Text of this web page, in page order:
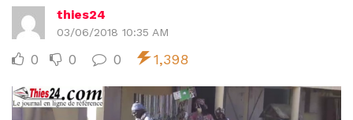
thies24
03/06/2018 10:35 AM
0 0 0 1,398